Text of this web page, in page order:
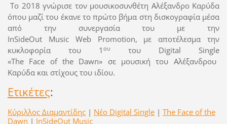
Το 2018 γνώρισε τον μουσικοσυνθέτη Αλέξανδρο Καρύδα
όπου μαζί του έκανε το πρώτο βήμα στη δισκογραφία μέσα
από την συνεργασία του με την
InSideOut Music Web Promotion, με αποτέλεσμα την
κυκλοφορία του 1 ου του Digital Single
«The Face ofthe Dawn» σε μουσική του Αλέξανδρου
Καρύδα και στίχους του ιδίου.
Ετικέτες:
Κύριλλος Διαμαντίδης | Νέο Digital Single | The Face of the
Dawn | InSideOut Music